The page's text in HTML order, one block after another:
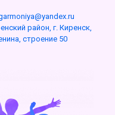
район, г. Киренск,
строение 50